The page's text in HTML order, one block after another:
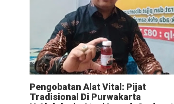
Pengobatan Alat Vital: Pijat
Tradisional Di Purwakarta